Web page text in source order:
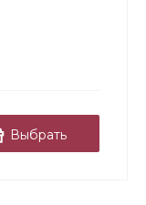
Выбрать